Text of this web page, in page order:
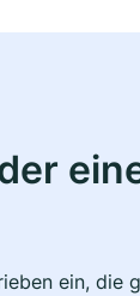
ein, die